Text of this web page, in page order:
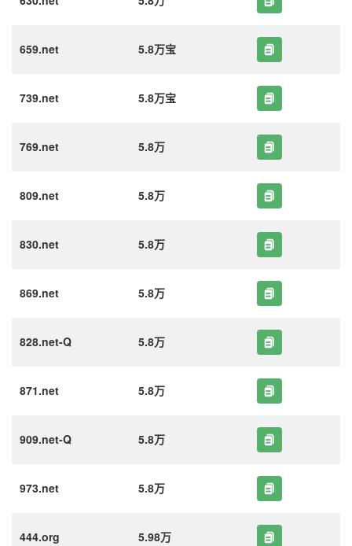
659.net 5.8万宝
739.net 5.8万宝
769.net 5.8万
809.net 5.8万
830.net 5.8万
869.net 5.8万
828.net-Q 5.8万
871.net 5.8万
909.net-Q 5.8万
973.net 5.8万
444.org 5.98万